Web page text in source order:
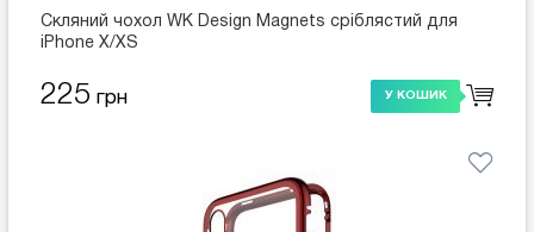
Скляний чохол WK Design Magnets сріблястий для
iPhone X/XS
225 грн У КОШИК